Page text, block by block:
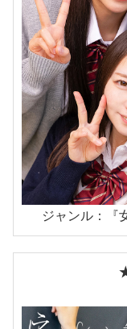
ジャンル：『